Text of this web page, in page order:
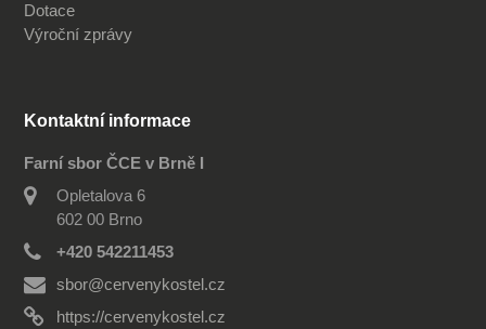
Dotace
Výroční zprávy
Kontaktní informace
Farní sbor ČCE v Brně I
Opletalova 6
602 00 Brno
+420 542211453
sbor@cervenykostel.cz
https://cervenykostel.cz